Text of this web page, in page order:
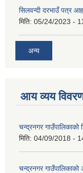
सिलवन्दी दरभाउँ पत्र
मिति: 05/24/2023 -
अन्य
आय व्यय
चन्द्रनगर
मिति: 04/09/2018 -
चन्द्रनगर